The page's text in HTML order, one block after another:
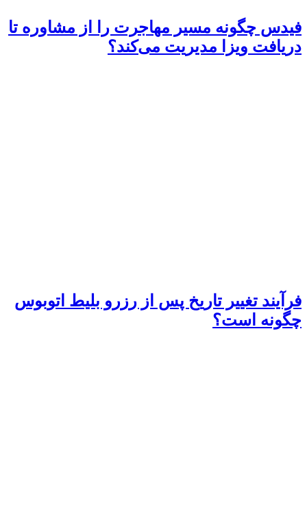
فیدس چگونه مسیر مهاجرت را از مشاوره تا
دریافت ویزا مدیریت می‌کند؟
فرآیند تغییر تاریخ پس از رزرو بلیط اتوبوس
چگونه است؟